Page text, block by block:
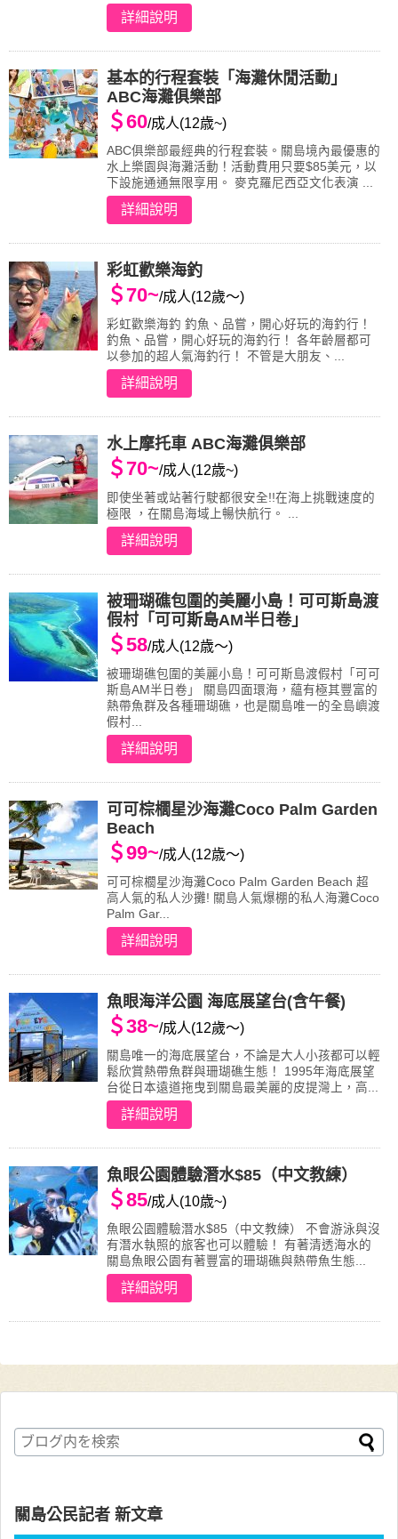
詳細說明
基本的行程套裝「海灘休閒活動」
ABC海灘俱樂部
＄60/成人(12歳~)
ABC俱樂部最經典的行程套裝。關島境內最優惠的
水上樂園與海灘活動！活動費用只要$85美元，以
下設施通通無限享用。 麥克羅尼西亞文化表演 ...
詳細說明
彩虹歡樂海釣
＄70~/成人(12歲～)
彩虹歡樂海釣 釣魚、品嘗，開心好玩的海釣行！
釣魚、品嘗，開心好玩的海釣行！ 各年齡層都可
以參加的超人氣海釣行！ 不管是大朋友、...
詳細說明
水上摩托車 ABC海灘俱樂部
＄70~/成人(12歳~)
即使坐著或站著行駛都很安全!!在海上挑戰速度的
極限 ，在關島海域上暢快航行。 ...
詳細說明
被珊瑚礁包圍的美麗小島！可可斯島渡
假村「可可斯島AM半日卷」
＄58/成人(12歳～)
被珊瑚礁包圍的美麗小島！可可斯島渡假村「可可
斯島AM半日卷」 關島四面環海，蘊有極其豐富的
熱帶魚群及各種珊瑚礁，也是關島唯一的全島嶼渡
假村...
詳細說明
可可棕櫚星沙海灘Coco Palm Garden
Beach
＄99~/成人(12歳～)
可可棕櫚星沙海灘Coco Palm Garden Beach 超
高人氣的私人沙攤! 關島人氣爆棚的私人海灘Coco
Palm Gar...
詳細說明
魚眼海洋公園 海底展望台(含午餐)
＄38~/成人(12歲～)
關島唯一的海底展望台，不論是大人小孩都可以輕
鬆欣賞熱帶魚群與珊瑚礁生態！ 1995年海底展望
台從日本遠道拖曳到關島最美麗的皮提灣上，高...
詳細說明
魚眼公園體驗潛水$85（中文教練）
＄85/成人(10歳~)
魚眼公園體驗潛水$85（中文教練） 不會游泳與沒
有潛水執照的旅客也可以體驗！ 有著清透海水的
關島魚眼公園有著豐富的珊瑚礁與熱帶魚生態...
詳細說明
關島公民記者 新文章